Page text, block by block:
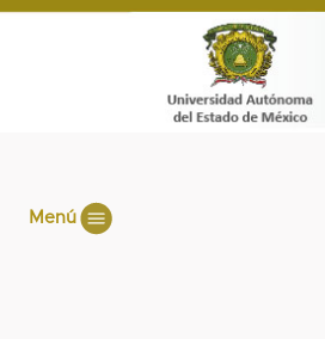
Menú